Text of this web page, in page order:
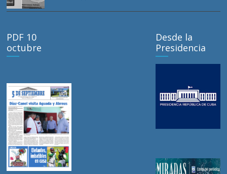
PDF 10
octubre
Desde la
Presidencia